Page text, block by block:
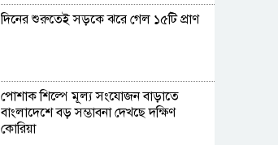
দিনের শুরুতেই সড়কে ঝরে গেল ১৫টি প্রাণ
পোশাক শিল্পে মূল্য সংযোজন বাড়াতে
বাংলাদেশে বড় সম্ভাবনা দেখছে দক্ষিণ
কোরিয়া